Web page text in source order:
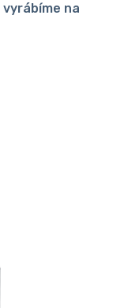
vyrábíme na